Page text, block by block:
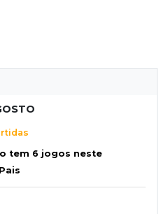
tem 6 jogos neste